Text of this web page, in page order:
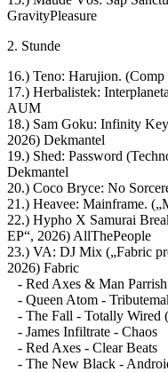
GravityPleasure
2. Stunde
16.) Teno: Harujion.
17.) Herbalistek:
AUM
18.) Sam Goku: Infinity
2026) Dekmantel
19.) Shed: Password
Dekmantel
20.) Coco Bryce: No
21.) Heavee: Mainframe.
22.) Hypho X Samurai
EP“, 2026) AllThePeople
23.) VA: DJ Mix („Fabric
2026) Fabric
- Red Axes & Man
- Queen Atom -
- The Fall - Totally Wired
- James Infiltrate - Chaos
- Red Axes - Clear Beats
- The New Black -